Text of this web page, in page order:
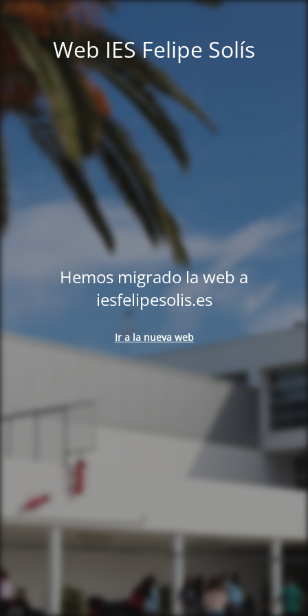
Web IES Felipe Solís
Hemos migrado la web a
iesfelipesolis.es
Ir a la nueva web